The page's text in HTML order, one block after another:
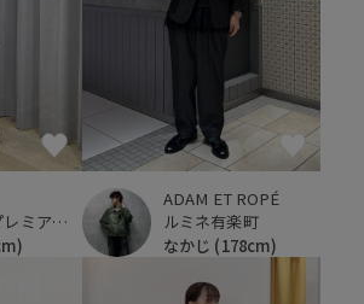
神戸三田プレミアム・アウトレット
ADAM ET ROPÉ
ルミネ有楽町
なかじ (178cm)